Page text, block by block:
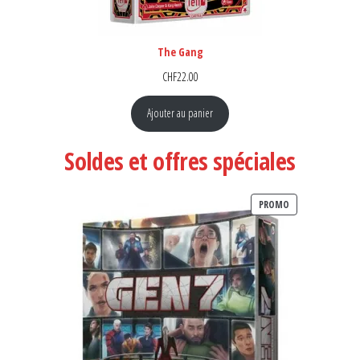
The Gang
CHF22.00
Ajouter au panier
Soldes et offres spéciales
PROMOPRODUIT EN